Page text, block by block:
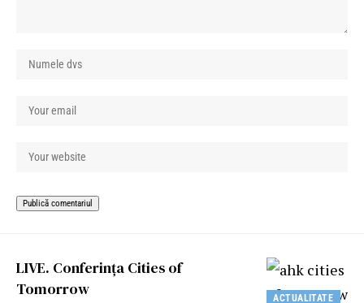
ACTUALITATE
LIVE. Conferința Cities of
Tomorrow